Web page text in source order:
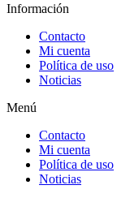
Información
Contacto
Mi cuenta
Política de uso
Noticias
Menú
Contacto
Mi cuenta
Política de uso
Noticias